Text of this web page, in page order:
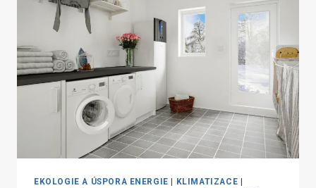
VYSOKÁ
ŠKODÍ.
EKOLOGIE A ÚSPORA ENERGIE KLIMATIZACE